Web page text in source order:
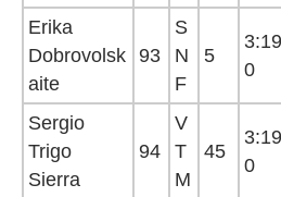
Erika
Dobrovolsk
aite
93
S
N
F
5
0
Sergio
Trigo
Sierra
94
V
T
M
45
0